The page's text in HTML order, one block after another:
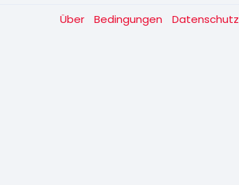
Über Bedingungen Datenschutz